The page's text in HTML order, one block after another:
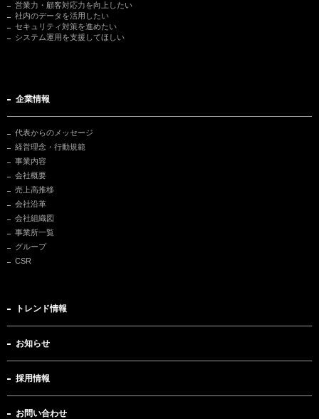
営業力・顧客対応力を向上したい
社内のデータを活用したい
セキュリティ対策を進めたい
システム運用を支援してほしい
企業情報
代表からのメッセージ
経営理念・行動規範
事業内容
会社概要
売上高推移
会社沿革
会社組織図
事業所一覧
グループ
CSR
トレンド情報
お知らせ
採用情報
お問い合わせ